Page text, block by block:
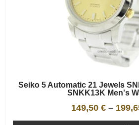
Seiko 5 Automatic 21 Jewels
SNKK13K Men's
149,50 € –